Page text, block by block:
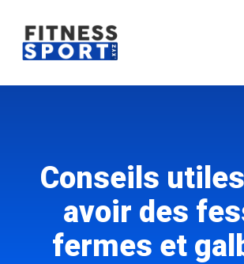
contenu
Conseils
avoir des
fermes et